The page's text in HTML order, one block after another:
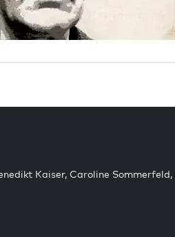
Kaiser, Caroline Sommerfeld,